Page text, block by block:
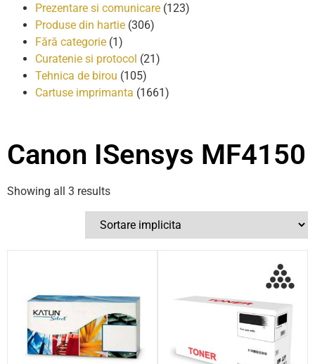
Prezentare si comunicare (123)
Produse din hartie (306)
Fără categorie (1)
Curatenie si protocol (21)
Tehnica de birou (105)
Cartuse imprimanta (1661)
Canon ISensys MF4150
Showing all 3 results